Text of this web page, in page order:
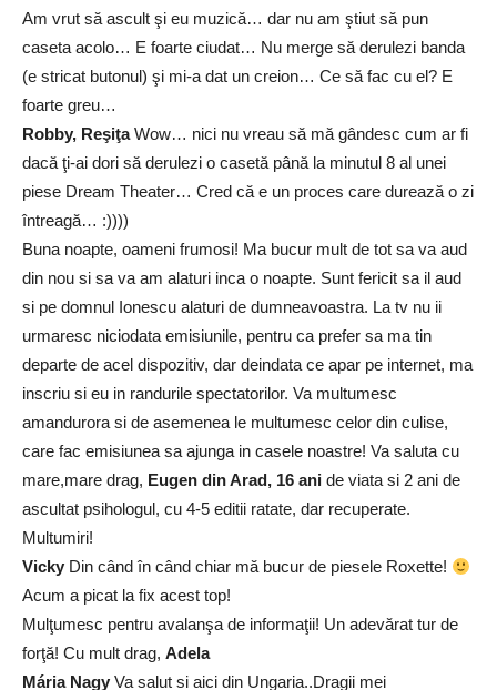
Am vrut să ascult şi eu muzică… dar nu am ştiut să pun
caseta acolo… E foarte ciudat… Nu merge să derulezi banda
(e stricat butonul) şi mi-a dat un creion… Ce să fac cu el? E
foarte greu…
Robby, ReşiţaWow… nici nu vreau să mă gândesc cum ar fi
dacă ţi-ai dori să derulezi o casetă până la minutul 8 al unei
piese Dream Theater… Cred că e un proces care durează o zi
întreagă… :))))
Buna noapte, oameni frumosi! Ma bucur mult de tot sa va aud
din nou si sa va am alaturi inca o noapte. Sunt fericit sa il aud
si pe domnul Ionescu alaturi de dumneavoastra. La tv nu ii
urmaresc niciodata emisiunile, pentru ca prefer sa ma tin
departe de acel dispozitiv, dar deindata ce apar pe internet, ma
inscriu si eu in randurile spectatorilor. Va multumesc
amandurora si de asemenea le multumesc celor din culise,
care fac emisiunea sa ajunga in casele noastre! Va saluta cu
mare,mare drag, Eugen din Arad, 16 ani de viata si 2 ani de
ascultat psihologul, cu 4-5 editii ratate, dar recuperate.
Multumiri!
Vicky Din când în când chiar mă bucur de piesele Roxette!
Acum a picat la fix acest top!
Mulţumesc pentru avalanşa de informaţii! Un adevărat tur de
forţă! Cu mult drag, Adela
Mária Nagy Va salut si aici din Ungaria..Dragii mei